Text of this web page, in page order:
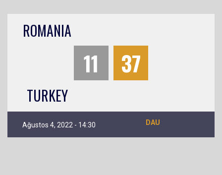
ROMANIA
11 37
TURKEY
Ağustos 4, 2022 - 14:30 DAU